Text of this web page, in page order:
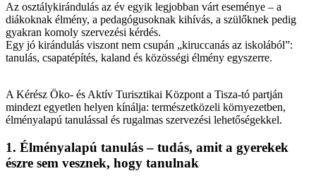
Az osztálykirándulás az év egyik legjobban várt eseménye – a
diákoknak élmény, a pedagógusoknak kihívás, a szülőknek pedig
gyakran komoly szervezési kérdés.
Egy jó kirándulás viszont nem csupán „kiruccanás az iskolából”:
tanulás, csapatépítés, kaland és közösségi élmény egyszerre.
A Kérész Öko- és Aktív Turisztikai Központ a Tisza-tó partján
mindezt egyetlen helyen kínálja: természetközeli környezetben,
élményalapú tanulással és rugalmas szervezési lehetőségekkel.
1. Élményalapú tanulás – tudás, amit a gyerekek
észre sem vesznek, hogy tanulnak